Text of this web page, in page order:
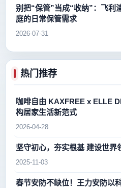
别把“保管”当成“收纳”：飞利
庭的日常保管需求
2026-07-31
热门推荐
咖啡自由 KAXFREE x ELLE
构居家生活新范式
2026-04-28
坚守初心，夯
2025-11-03
春节安防不缺位！王力安防以